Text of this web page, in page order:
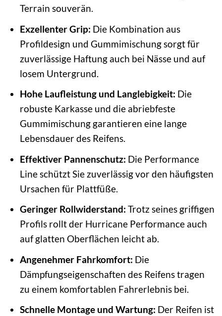
Terrain souverän.
Exzellenter Grip: Die Kombination aus
Profildesign und Gummimischung sorgt für
zuverlässige Haftung auch bei Nässe und auf
losem Untergrund.
Hohe Laufleistung und Langlebigkeit: Die
robuste Karkasse und die abriebfeste
Gummimischung garantieren eine lange
Lebensdauer des Reifens.
Effektiver Pannenschutz: Die Performance
Line schützt Sie zuverlässig vor den häufigsten
Ursachen für Plattfüße.
Geringer Rollwiderstand: Trotz seines griffigen
Profils rollt der Hurricane Performance auch
auf glatten Oberflächen leicht ab.
Angenehmer Fahrkomfort: Die
Dämpfungseigenschaften des Reifens tragen
zu einem komfortablen Fahrerlebnis bei.
Schnelle Montage und Wartung: Der Reifen ist